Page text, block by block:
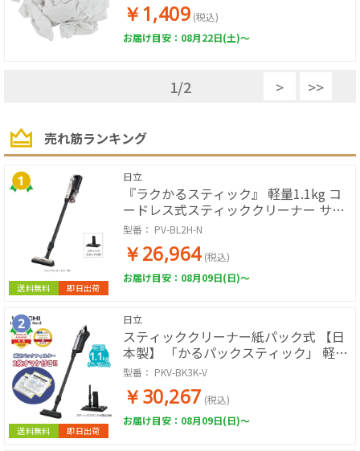
￥1,409 (税込)
お届け目安：08月22日(土)～
1/2 > >>
売れ筋ランキング
送料無料 即日出荷
日立
『ラクかるスティック』 軽量1.1kg コ
ードレス式スティッククリーナー サイ
クロン式 強力パワー 回転ブラシ ブラシ
水洗い ヘッドライト LED搭載 (シャン
パンゴールド)
型番： PV-BL2H-N
￥26,964 (税込)
お届け目安：08月09日(日)～
送料無料 即日出荷
日立
スティッククリーナー紙パック式 【日
本製】 「かるパックスティック」 軽量
1.1kg(ライトラベンダー) (紙パック2枚
型番： PKV-BK3K-V
￥30,267 (税込)
お届け目安：08月09日(日)～